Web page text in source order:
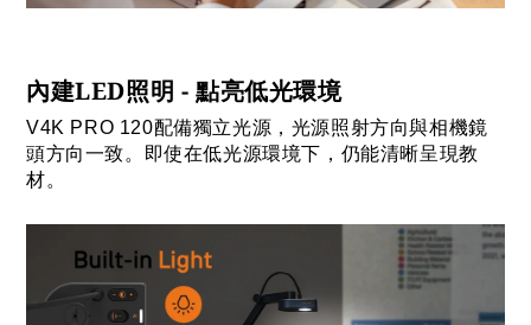
內建LED照明 - 點亮低光環境
V4K PRO 120配備獨立光源，光源照射方向與相機鏡
頭方向一致。即使在低光源環境下，仍能清晰呈現教
材。